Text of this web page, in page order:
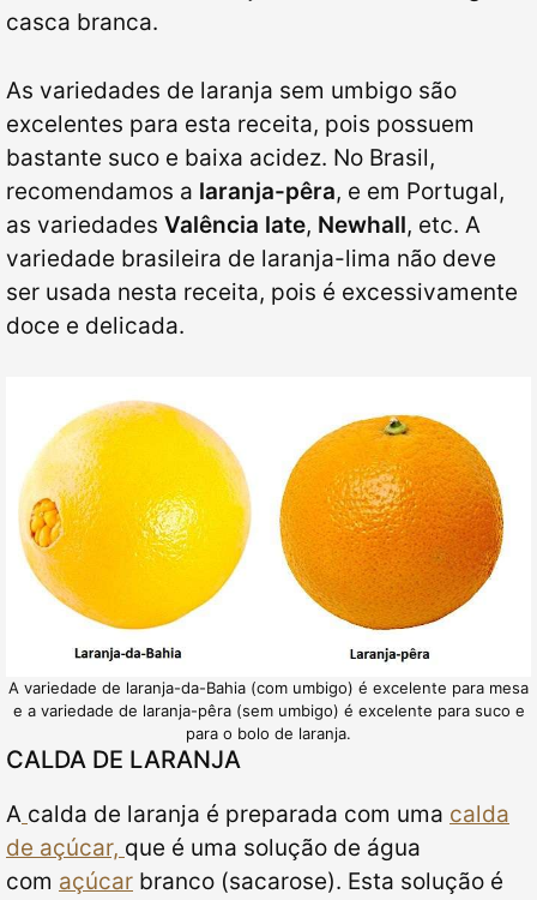
casca branca.
As variedades de laranja sem umbigo são
excelentes para esta receita, pois possuem
bastante suco e baixa acidez. No Brasil,
recomendamos a laranja-pêra, e em Portugal,
as variedades Valência late, Newhall, etc. A
variedade brasileira de laranja-lima não deve
ser usada nesta receita, pois é excessivamente
doce e delicada.
A variedade de laranja-da-Bahia (com umbigo) é excelente para mesa
e a variedade de laranja-pêra (sem umbigo) é excelente para suco e
para o bolo de laranja.
CALDA DE LARANJA
A calda de laranja é preparada com uma calda
de açúcar, que é uma solução de água
com açúcar branco (sacarose). Esta solução é